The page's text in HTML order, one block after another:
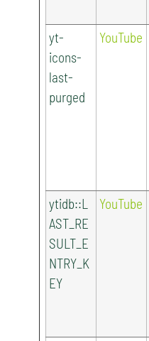
yt-
icons-
last-
purged
YouTube
ytidb::L
AST_RE
SULT_E
NTRY_K
EY
YouTube